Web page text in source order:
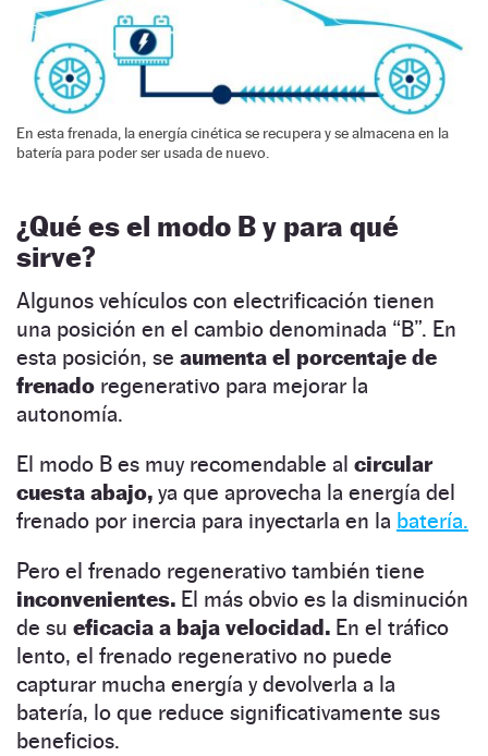
En esta frenada, la energía cinética se recupera y se almacena en la
batería para poder ser usada de nuevo.
¿Qué es el modo B y para qué
sirve?
Algunos vehículos con electrificación tienen
una posición en el cambio denominada “B”. En
esta posición, se aumenta el porcentaje de
frenado regenerativo para mejorar la
autonomía.
El modo B es muy recomendable al circular
cuesta abajo, ya que aprovecha la energía del
frenado por inercia para inyectarla en la batería.
Pero el frenado regenerativo también tiene
inconvenientes. El más obvio es la disminución
de su eficacia a baja velocidad. En el tráfico
lento, el frenado regenerativo no puede
capturar mucha energía y devolverla a la
batería, lo que reduce significativamente sus
beneficios.